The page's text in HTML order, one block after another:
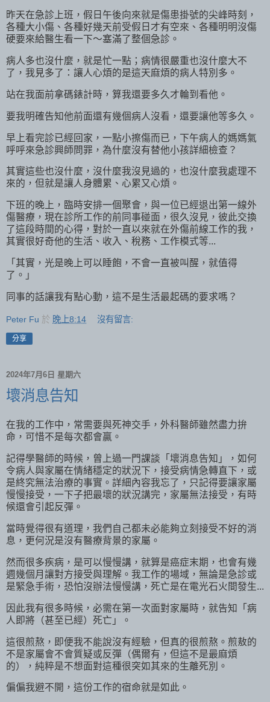
昨天在急診上班，假日午後向來就是傷患掛號的尖峰時刻，
各種大小傷、各種好幾天前受假日才有空來、各種明明沒傷
硬要來給醫生看一下～塞滿了整個急診。
病人多也沒什麼，就是忙一點；病情很嚴重也沒什麼大不
了，我見多了：讓人心煩的是這天麻煩的病人特別多。
站在我面前拿碼錶計時，算我還要多久才輪到看他。
要我明確告知他前面還有幾個病人沒看，還要讓他等多久。
早上看完診已經回家，一點小擦傷而已，下午病人的媽媽氣
呼呼來急診興師問罪，為什麼沒有替他小孩詳細檢查？
其實這些也沒什麼，沒什麼我沒見過的，也沒什麼我處理不
來的，但就是讓人身體累、心累又心煩。
下班的晚上，臨時安排一個聚會，與一位已經退出第一線外
傷醫療，現在診所工作的前同事碰面，很久沒見，彼此交換
了這段時間的心得，對於一直以來就在外傷前線工作的我，
其實很好奇他的生活、收入、稅務、工作模式等...
「其實，光是晚上可以睡飽，不會一直被叫醒，就值得
了。」
同事的話讓我有點心動，這不是生活最起碼的要求嗎？
Peter Fu 於 晚上8:14 沒有留言:
分享
2024年7月6日 星期六
壞消息告知
在我的工作中，常需要與死神交手，外科醫師雖然盡力拚
命，可惜不是每次都會贏。
記得學醫師的時候，曾上過一門課談「壞消息告知」，如何
令病人與家屬在情緒穩定的狀況下，接受病情急轉直下，或
是終究無法治療的事實。詳細內容我忘了，只記得要讓家屬
慢慢接受，一下子把最壞的狀況講完，家屬無法接受，有時
候還會引起反彈。
當時覺得很有道理，我們自己都未必能夠立刻接受不好的消
息，更何況是沒有醫療背景的家屬。
然而很多疾病，是可以慢慢講，就算是癌症末期，也會有幾
週幾個月讓對方接受與理解。我工作的場域，無論是急診或
是緊急手術，恐怕沒辦法慢慢講，死亡是在電光石火間發生...
因此我有很多時候，必需在第一次面對家屬時，就告知「病
人即將（甚至已經）死亡」。
這很煎熬，即便我不能說沒有經驗，但真的很煎熬。煎敖的
不是家屬會不會質疑或反彈（偶爾有，但這不是最麻煩
的），純粹是不想面對這種很突如其來的生離死別。
偏偏我避不開，這份工作的宿命就是如此。